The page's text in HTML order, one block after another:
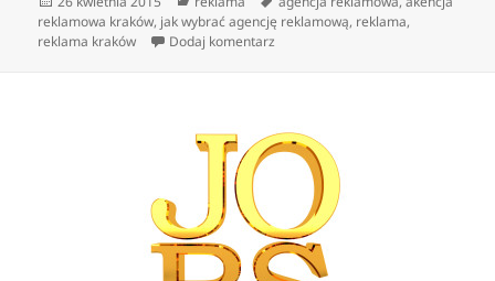
publikacji
reklamowa kraków, jak wybrać agencję reklamową, reklama,
reklama kraków
Dodaj komentarz